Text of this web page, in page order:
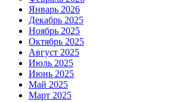
Январь 2026
Декабрь 2025
Ноябрь 2025
Октябрь 2025
Август 2025
Июль 2025
Июнь 2025
Май 2025
Март 2025